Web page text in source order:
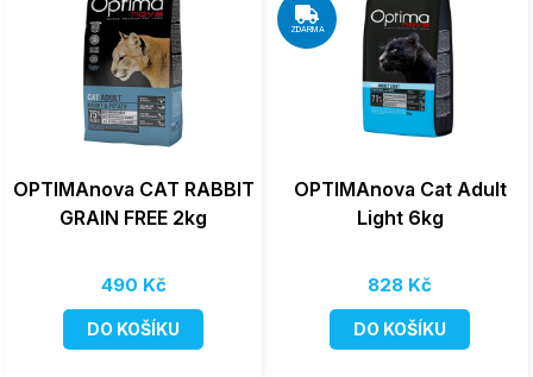
OPTIMAnova CAT RABBIT
GRAIN FREE 2kg
490 Kč
DO KOŠÍKU
ZDARMA
OPTIMAnova Cat Adult
Light 6kg
828 Kč
DO KOŠÍKU